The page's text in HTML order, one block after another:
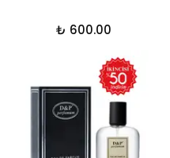
₺ 600.00